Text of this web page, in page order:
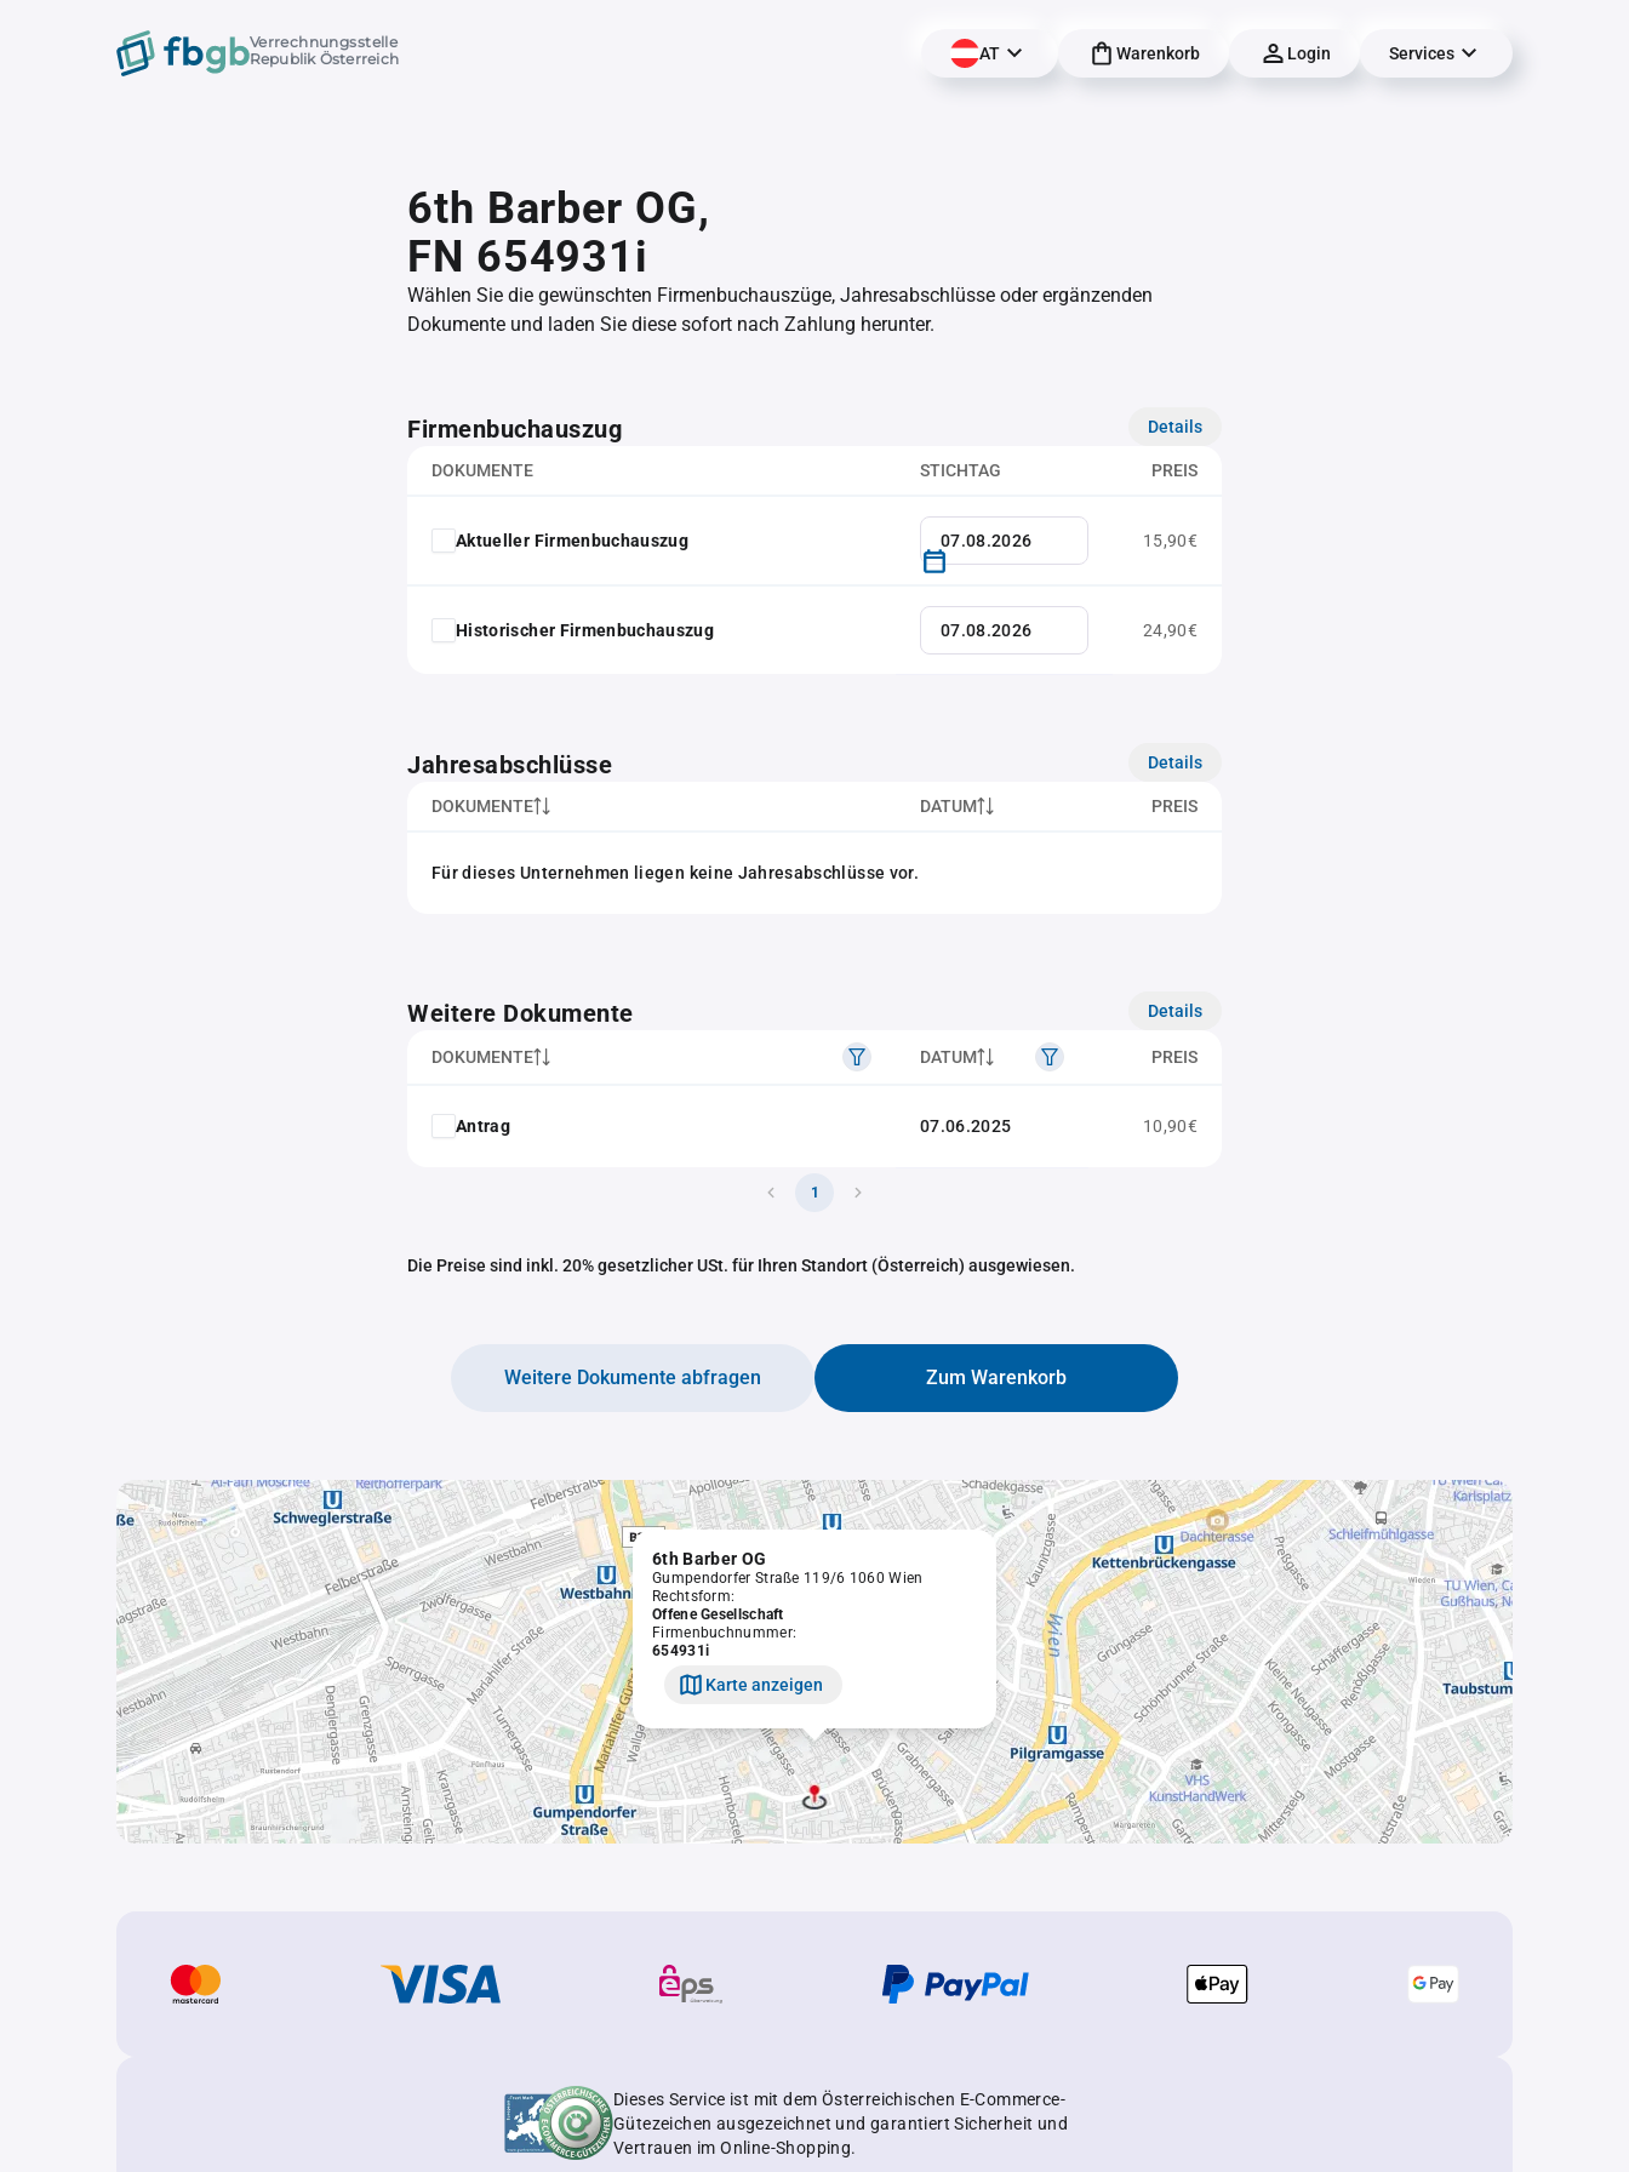
Verrechnungsstelle
Republik Österreich
AT Warenkorb Login Services
6th Barber OG,
FN 654931i
Wählen Sie die gewünschten Firmenbuchauszüge, Jahresabschlüsse oder ergänzenden
Dokumente und laden Sie diese sofort nach Zahlung herunter.
Firmenbuchauszug Details
DOKUMENTE STICHTAG PREIS
Aktueller Firmenbuchauszug 15,90€
Historischer Firmenbuchauszug 24,90€
Jahresabschlüsse Details
DOKUMENTE DATUM PREIS
Für dieses Unternehmen liegen keine Jahresabschlüsse vor.
Weitere Dokumente Details
DOKUMENTE DATUM PREIS
Antrag 07.06.2025 10,90€
1
Die Preise sind inkl. 20% gesetzlicher USt. für Ihren Standort (Österreich) ausgewiesen.
Zum Warenkorb
Weitere Dokumente abfragen
6th Barber OG
Gumpendorfer Straße 119/6 1060 Wien
Rechtsform:
Offene Gesellschaft
Firmenbuchnummer:
654931i
Karte anzeigen
Dieses Service ist mit dem Österreichischen E-Commerce-
Gütezeichen ausgezeichnet und garantiert Sicherheit und
Vertrauen im Online-Shopping.